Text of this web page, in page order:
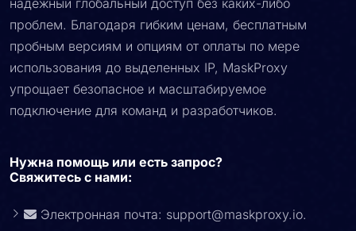
проблем. Благодаря гибким ценам, бесплатным
пробным версиям и опциям от оплаты по мере
использования до выделенных IP, MaskProxy
упрощает безопасное и масштабируемое
подключение для команд и разработчиков.
Нужна помощь или есть запрос?
Свяжитесь с нами:
Электронная почта: support@maskproxy.io.